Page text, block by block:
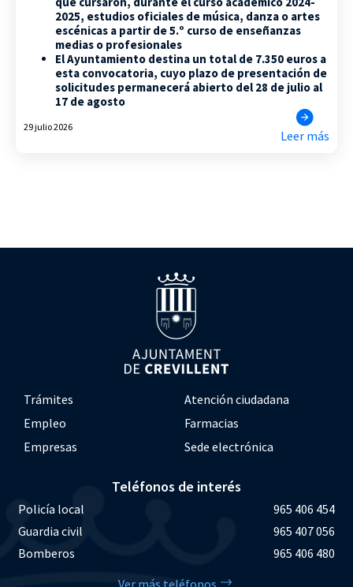
2025, estudios oficiales de música, danza o artes
escénicas a partir de 5.º curso de enseñanzas
medias o profesionales
El Ayuntamiento destina un total de 7.350 euros a
esta convocatoria, cuyo plazo de presentación de
solicitudes permanecerá abierto del 28 de julio al
17 de agosto
29 julio 2026
Leer más
Trámites
Atención ciudadana
Empleo
Farmacias
Empresas
Sede electrónica
Teléfonos de interés
Policía local
965 406 454
Guardia civil
965 407 056
Bomberos
965 406 480
Ver más teléfonos